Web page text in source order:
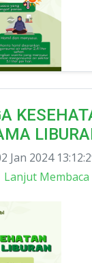
Jan 2024
Lanjut Membaca